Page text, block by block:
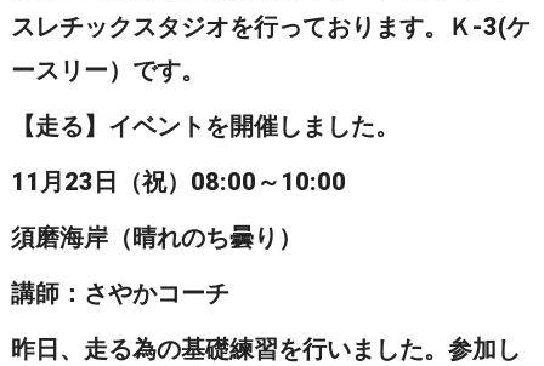
スレチックスタジオを行っております。Ｋ-3(ケ
ースリー）です。
【走る】イベントを開催しました。
11月23日（祝）08:00～10:00
須磨海岸（晴れのち曇り）
講師：さやかコーチ
昨日、走る為の基礎練習を行いました。参加し